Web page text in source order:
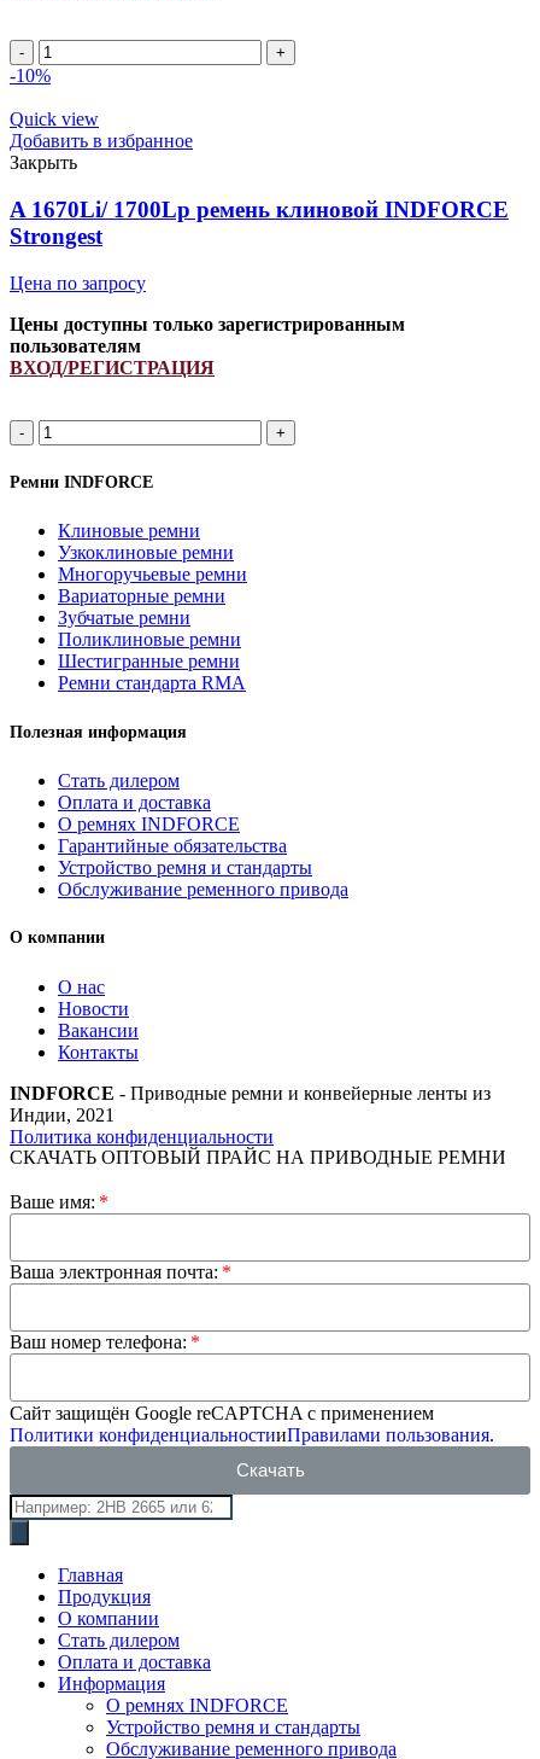
-10%
Quick view
Добавить в избранное
Закрыть
A 1670Li/ 1700Lp ремень клиновой INDFORCE
Strongest
Цена по запросу
Цены доступны только зарегистрированным
пользователям
ВХОД/РЕГИСТРАЦИЯ
Ремни INDFORCE
Клиновые ремни
Узкоклиновые ремни
Многоручьевые ремни
Вариаторные ремни
Зубчатые ремни
Поликлиновые ремни
Шестигранные ремни
Ремни стандарта RMA
Полезная информация
Стать дилером
Оплата и доставка
О ремнях INDFORCE
Гарантийные обязательства
Устройство ремня и стандарты
Обслуживание ременного привода
О компании
О нас
Новости
Вакансии
Контакты
INDFORCE - Приводные ремни и конвейерные ленты из
Индии, 2021
Политика конфиденциальности
СКАЧАТЬ ОПТОВЫЙ ПРАЙС НА ПРИВОДНЫЕ РЕМНИ
Ваше имя:
Ваша электронная почта:
Ваш номер телефона:
Сайт защищён Google reCAPTCHA с применением
Политики конфиденциальностииПравилами пользования.
Скачать
Главная
Продукция
О компании
Стать дилером
Оплата и доставка
Информация
О ремнях INDFORCE
Устройство ремня и стандарты
Обслуживание ременного привода